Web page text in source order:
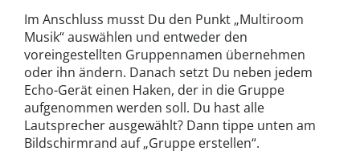
Im Anschluss musst Du den Punkt „Multiroom
Musik“ auswählen und entweder den
voreingestellten Gruppennamen übernehmen
oder ihn ändern. Danach setzt Du neben jedem
Echo-Gerät einen Haken, der in die Gruppe
aufgenommen werden soll. Du hast alle
Lautsprecher ausgewählt? Dann tippe unten am
Bildschirmrand auf „Gruppe erstellen“.